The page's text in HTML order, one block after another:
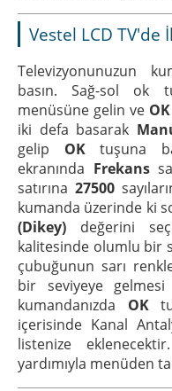
Vestel LCD TV'de
Televizyonunuzun
basın. Sağ-sol ok
menüsüne gelin ve OK
iki defa basarak
gelip OKtuşuna
ekranında Frekans
satırına27500
kumanda üzerinde ki
(Dikey) değerini
kalitesinde olumlu bir
çubuğunun sarı
bir seviyeye gelmesi
kumandanızda OK
içerisinde Kanal
listenize
yardımıyla menüden